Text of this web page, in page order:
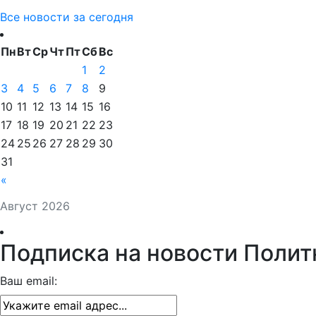
Все новости за сегодня
Август 2026
ПнВтСрЧтПтСбВс
«
1
2
3
4 5 6 7 8
9
10 11 12 13 14 15 16
17 18 19 20 21 22 23
24 25 26 27 28 29 30
31
Подписка на новости
Ваш email: